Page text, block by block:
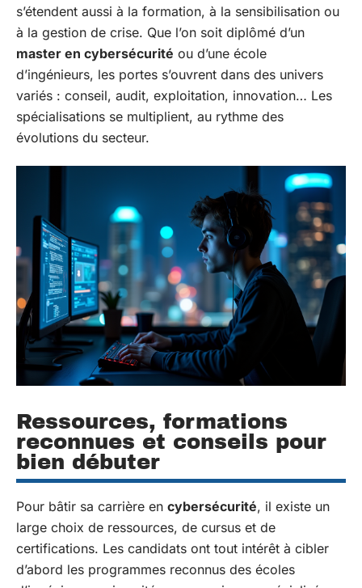
s’étendent aussi à la formation, à la sensibilisation ou
à la gestion de crise. Que l’on soit diplômé d’un
master en cybersécurité ou d’une école
d’ingénieurs, les portes s’ouvrent dans des univers
variés : conseil, audit, exploitation, innovation… Les
spécialisations se multiplient, au rythme des
évolutions du secteur.
Ressources, formations
reconnues et conseils pour
bien débuter
Pour bâtir sa carrière en cybersécurité, il existe un
large choix de ressources, de cursus et de
certifications. Les candidats ont tout intérêt à cibler
d’abord les programmes reconnus des écoles